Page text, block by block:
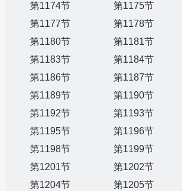
第1174节
第1175节
第1177节
第1178节
第1180节
第1181节
第1183节
第1184节
第1186节
第1187节
第1189节
第1190节
第1192节
第1193节
第1195节
第1196节
第1198节
第1199节
第1201节
第1202节
第1204节
第1205节